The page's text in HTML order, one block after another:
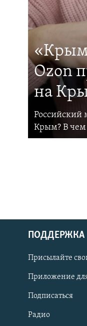
Українською
Qırımtatar
ПРИСОЕДИНЯЙТЕСЬ!
«Крым
Ozon
на
Российский
Крым? В
ПОДДЕРЖКА
Присылайте
Приложение
Подписаться
Радио